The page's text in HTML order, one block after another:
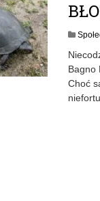
Bagno
Choć